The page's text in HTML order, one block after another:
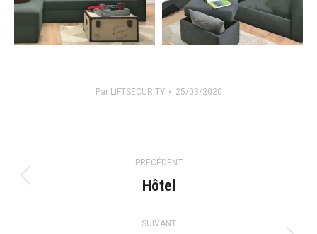
Par LIFTSECURITY 25/03/2020
de
commentaire
PRÉCÉDENT
Onglet
Hôtel
SUIVANT